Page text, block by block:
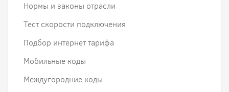
Нормы и законы отрасли
Тест скорости подключения
Подбор интернет тарифа
Мобильные коды
Междугородние коды